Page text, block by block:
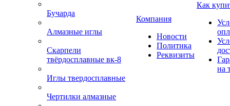
Бучарда
Алмазные иглы
Скарпели
твёрдосплавные вк-8
Иглы твердосплавные
Чертилки алмазные
Компания
Новости
Политика
Реквизиты
Как
на